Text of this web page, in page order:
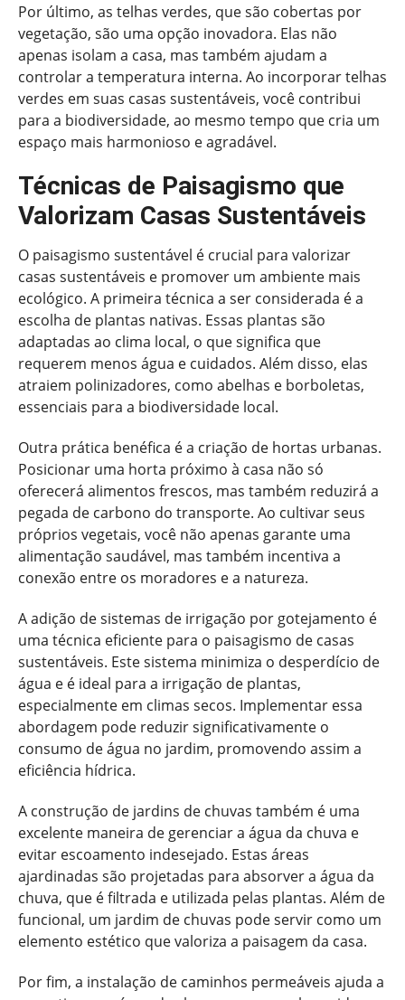
Por último, as telhas verdes, que são cobertas por
vegetação, são uma opção inovadora. Elas não
apenas isolam a casa, mas também ajudam a
controlar a temperatura interna. Ao incorporar telhas
verdes em suas casas sustentáveis, você contribui
para a biodiversidade, ao mesmo tempo que cria um
espaço mais harmonioso e agradável.
Técnicas de Paisagismo que
Valorizam Casas Sustentáveis
O paisagismo sustentável é crucial para valorizar
casas sustentáveis e promover um ambiente mais
ecológico. A primeira técnica a ser considerada é a
escolha de plantas nativas. Essas plantas são
adaptadas ao clima local, o que significa que
requerem menos água e cuidados. Além disso, elas
atraiem polinizadores, como abelhas e borboletas,
essenciais para a biodiversidade local.
Outra prática benéfica é a criação de hortas urbanas.
Posicionar uma horta próximo à casa não só
oferecerá alimentos frescos, mas também reduzirá a
pegada de carbono do transporte. Ao cultivar seus
próprios vegetais, você não apenas garante uma
alimentação saudável, mas também incentiva a
conexão entre os moradores e a natureza.
A adição de sistemas de irrigação por gotejamento é
uma técnica eficiente para o paisagismo de casas
sustentáveis. Este sistema minimiza o desperdício de
água e é ideal para a irrigação de plantas,
especialmente em climas secos. Implementar essa
abordagem pode reduzir significativamente o
consumo de água no jardim, promovendo assim a
eficiência hídrica.
A construção de jardins de chuvas também é uma
excelente maneira de gerenciar a água da chuva e
evitar escoamento indesejado. Estas áreas
ajardinadas são projetadas para absorver a água da
chuva, que é filtrada e utilizada pelas plantas. Além de
funcional, um jardim de chuvas pode servir como um
elemento estético que valoriza a paisagem da casa.
Por fim, a instalação de caminhos permeáveis ajuda a